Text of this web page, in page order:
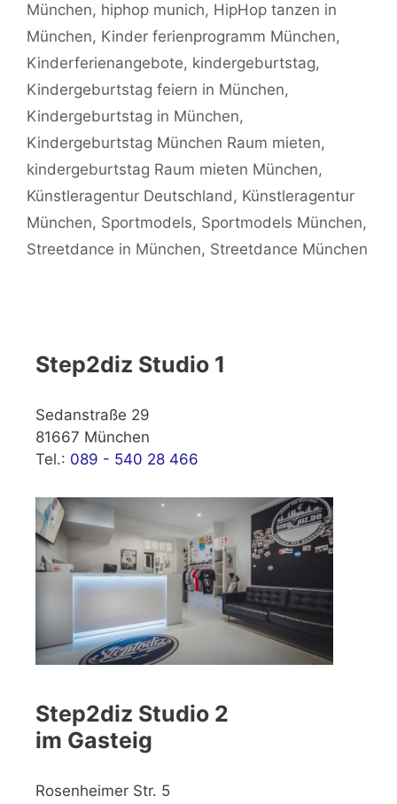
München, hiphop munich, HipHop tanzen in
München, Kinder ferienprogramm München,
Kinderferienangebote, kindergeburtstag,
Kindergeburtstag feiern in München,
Kindergeburtstag in München,
Kindergeburtstag München Raum mieten,
kindergeburtstag Raum mieten München,
Künstleragentur Deutschland, Künstleragentur
München, Sportmodels, Sportmodels München,
Streetdance in München, Streetdance München
Step2diz Studio 1
Sedanstraße 29
81667 München
Tel.: 089 - 540 28 466
Step2diz Studio 2
im Gasteig
Rosenheimer Str. 5